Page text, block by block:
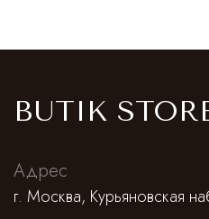
BUTIK
Адрес
г. Москва, Курьяновская